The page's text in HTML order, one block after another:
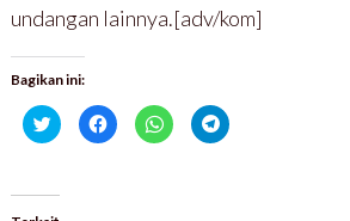
undangan lainnya.[adv/kom]
Bagikan ini:
K
l
n
K
l
K
l
K
l